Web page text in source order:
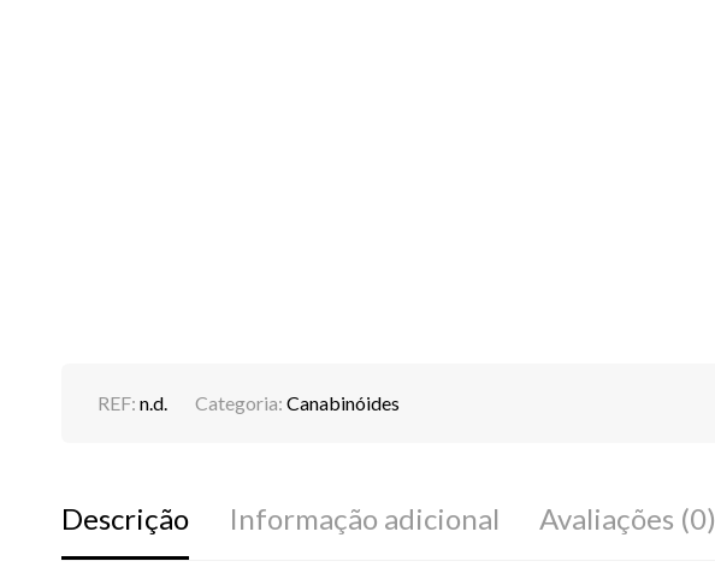
REF: n.d. Categoria: Canabinóides
Descrição Informação adicional Avaliações (0)